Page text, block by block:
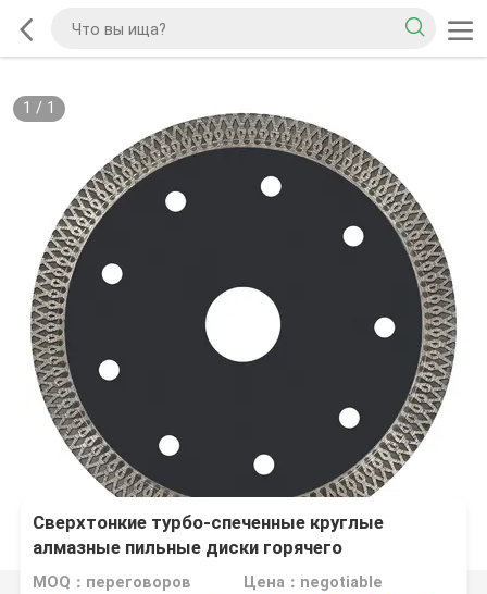
1 / 1
Сверхтонкие турбо-спеченные круглые
алмазные пильные диски горячего
прессования
MOQ：переговоров Цена：negotiable